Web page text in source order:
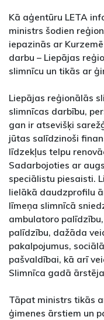
Kā aģentūru LETA
ministrs šodien
iepazinās ar
darbu – Liepājas
slimnīcu un tikās ar
Liepājas reģionālās
slimnīcas darbību,
gan ir atsevišķi
jūtas salīdzinoši
līdzekļus telpu
Sadarbojoties ar
speciālistu piesaisti.
lielākā daudzprofilu
līmeņa slimnīcā
ambulatoro
palīdzību, dažāda
pakalpojumus,
pašvaldībai, kā arī
Slimnīca gadā
Tāpat ministrs tikās
ģimenes ārstiem un